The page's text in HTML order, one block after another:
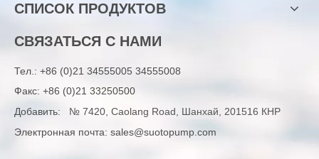
СПИСОК ПРОДУКТОВ
СВЯЗАТЬСЯ С НАМИ
Тел.: +86 (0)21 34555005 34555008
Факс: +86 (0)21 33250500
Добавить: № 7420, Caolang Road, Шанхай, 201516 КНР
Электронная почта: sales@suotopump.com